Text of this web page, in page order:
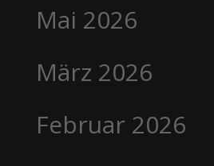
Mai 2026
März 2026
Februar 2026